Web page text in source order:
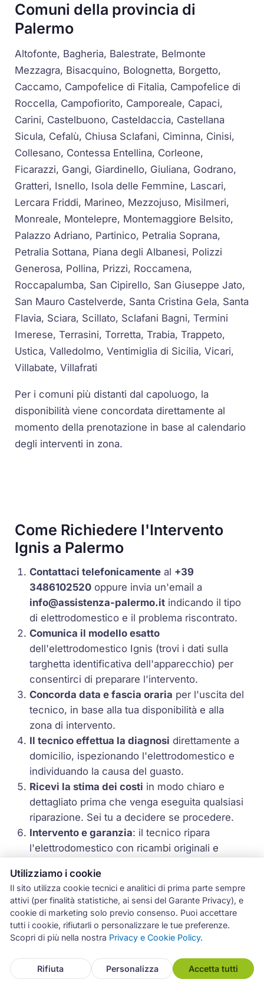
Comuni della provincia di
Palermo
Altofonte, Bagheria, Balestrate, Belmonte
Mezzagra, Bisacquino, Bolognetta, Borgetto,
Caccamo, Campofelice di Fitalia, Campofelice di
Roccella, Campofiorito, Camporeale, Capaci,
Carini, Castelbuono, Casteldaccia, Castellana
Sicula, Cefalù, Chiusa Sclafani, Ciminna, Cinisi,
Collesano, Contessa Entellina, Corleone,
Ficarazzi, Gangi, Giardinello, Giuliana, Godrano,
Gratteri, Isnello, Isola delle Femmine, Lascari,
Lercara Friddi, Marineo, Mezzojuso, Misilmeri,
Monreale, Montelepre, Montemaggiore Belsito,
Palazzo Adriano, Partinico, Petralia Soprana,
Petralia Sottana, Piana degli Albanesi, Polizzi
Generosa, Pollina, Prizzi, Roccamena,
Roccapalumba, San Cipirello, San Giuseppe Jato,
San Mauro Castelverde, Santa Cristina Gela, Santa
Flavia, Sciara, Scillato, Sclafani Bagni, Termini
Imerese, Terrasini, Torretta, Trabia, Trappeto,
Ustica, Valledolmo, Ventimiglia di Sicilia, Vicari,
Villabate, Villafrati
Per i comuni più distanti dal capoluogo, la
disponibilità viene concordata direttamente al
momento della prenotazione in base al calendario
degli interventi in zona.
Come Richiedere l'Intervento
Ignis a Palermo
Contattaci telefonicamente al +39
3486102520 oppure invia un'email a
info@assistenza-palermo.it indicando il tipo
di elettrodomestico e il problema riscontrato.
Comunica il modello esatto
dell'elettrodomestico Ignis (trovi i dati sulla
targhetta identificativa dell'apparecchio) per
consentirci di preparare l'intervento.
Concorda data e fascia oraria per l'uscita del
tecnico, in base alla tua disponibilità e alla
zona di intervento.
Il tecnico effettua la diagnosi direttamente a
domicilio, ispezionando l'elettrodomestico e
individuando la causa del guasto.
Ricevi la stima dei costi in modo chiaro e
dettagliato prima che venga eseguita qualsiasi
riparazione. Sei tu a decidere se procedere.
Intervento e garanzia: il tecnico ripara
l'elettrodomestico con ricambi originali e
sostituiti.
Utilizziamo i cookie
Il sito utilizza cookie tecnici e analitici di prima parte sempre
attivi (per finalità statistiche, ai sensi del Garante Privacy), e
cookie di marketing solo previo consenso. Puoi accettare
tutti i cookie, rifiutarli o personalizzare le tue preferenze.
Scopri di più nella nostra Privacy e Cookie Policy.
Rifiuta Personalizza Accetta tutti